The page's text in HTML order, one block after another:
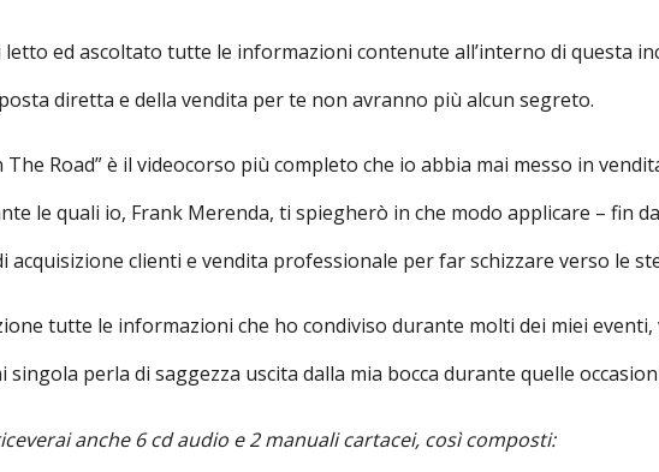
letto ed ascoltato tutte le informazioni contenute all’interno di questa
diretta e della vendita per te non avranno più alcun segreto.
The Road” è il videocorso più completo che io abbia mai messo in
le quali io, Frank Merenda, ti spiegherò in che modo applicare – fin
acquisizione clienti e vendita professionale per far schizzare verso le
tutte le informazioni che ho condiviso durante molti dei miei
singola perla di saggezza uscita dalla mia bocca durante quelle
anche 6 cd audio e 2 manuali cartacei, così composti: